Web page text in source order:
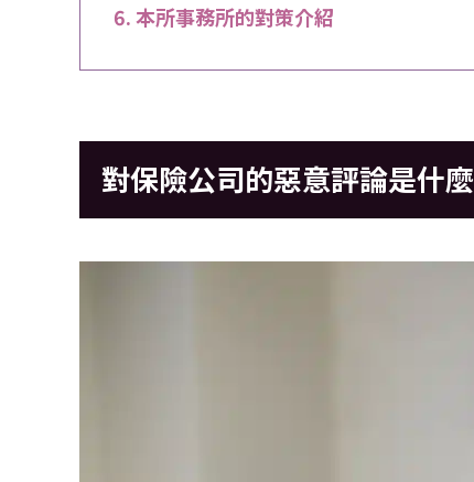
本所事務所的對策介紹
對保險公司的惡意評論是什麼